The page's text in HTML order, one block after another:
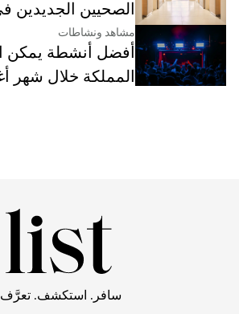
الصحيين الجديدين
مشاهد ونشاطات
أفضل أنشطة يمكن
المملكة خلال شهر
سافر. استكشف.